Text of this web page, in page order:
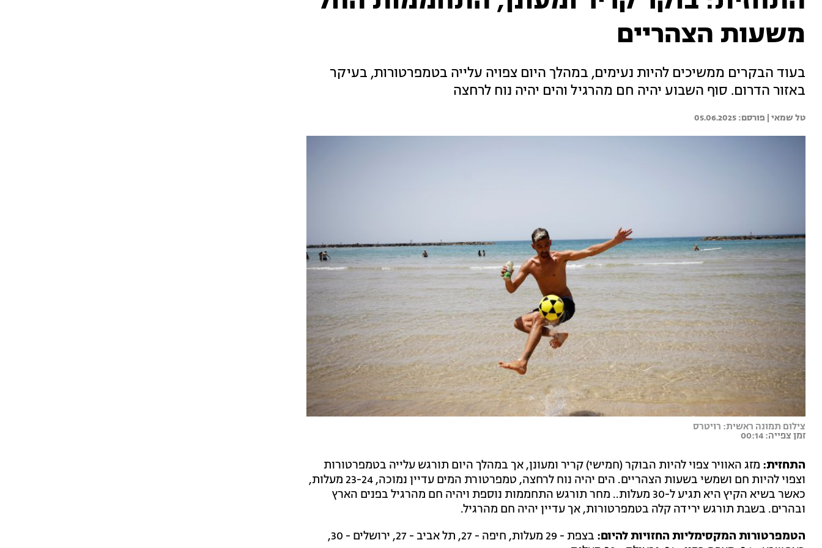
משעות הצהריים
בעוד הבקרים ממשיכים להיות נעימים, במהלך היום צפויה עלייה בטמפרטורות, בעיקר
באזור הדרום. סוף השבוע יהיה חם מהרגיל והים יהיה נוח לרחצה
טל שמאי | 05.06.2025
צילום תמונה ראשית: רויטרס
זמן צפייה: 00:14
התחזית: מזג האוויר צפוי להיות הבוקר (חמישי) קריר ומעונן, אך במהלך היום תורגש עלייה בטמפרטורות
וצפוי להיות חם ושמשי בשעות הצהריים. הים יהיה נוח לרחצה, טמפרטורת המים עדיין נמוכה, 23-24 מעלות,
כאשר בשיא הקיץ היא תגיע ל-30 מעלות.. מחר תורגש התחממות נוספת ויהיה חם מהרגיל בפנים הארץ
ובהרים. בשבת תורגש ירידה קלה בטמפרטורות, אך עדיין יהיה חם מהרגיל.
הטמפרטורות המקסימליות החזויות להיום:
בצפת - 29 מעלות, חיפה - 27, תל אביב - 27, ירושלים - 30,